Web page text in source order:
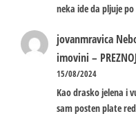
neka ide da pljuje
jovanmravica
imovini –
15/08/2024
Kao drasko jelena i
sam posten plate